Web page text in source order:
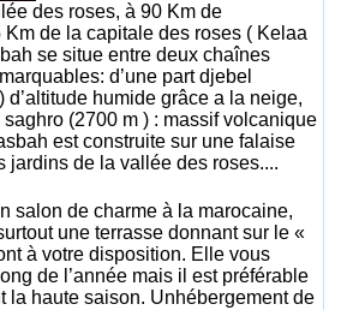
des roses, à 90 Km de
Km de la capitale des roses ( Kelaa
se situe entre deux chaînes
d’une part djebel
d’altitude humide grâce a la neige,
saghro (2700 m ) : massif volcanique
est construite sur une falaise
jardins de la vallée des roses....
salon de charme à la marocaine,
une terrasse donnant sur le «
à votre disposition. Elle vous
de l’année mais il est préférable
la haute saison. Unhébergement de